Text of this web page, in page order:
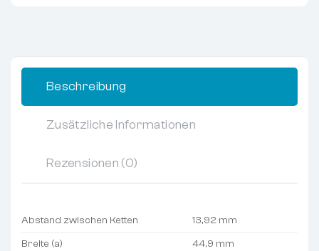
Beschreibung
Zusätzliche Informationen
Rezensionen (0)
Abstand zwischen Ketten
13,92 mm
Breite (a)
44,9 mm